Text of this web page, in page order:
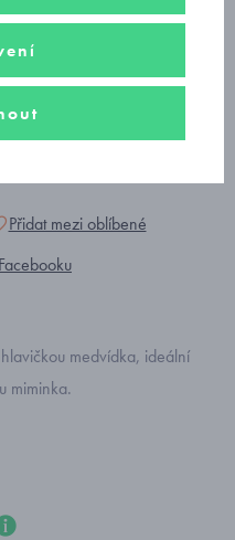
Přidat mezi oblíbené
medvídka, ideální
miminka.